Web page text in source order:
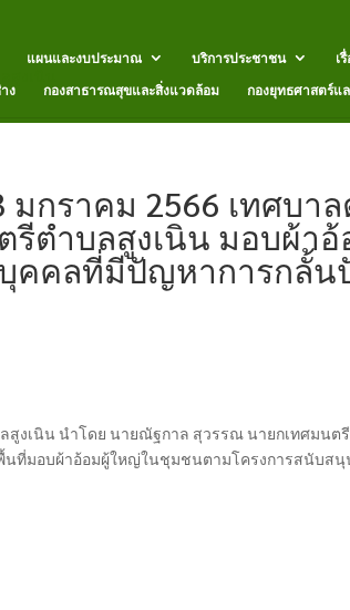
แผนและงบประมาณ บริการประชาชน เ
ง กองสาธารณสุขและสิ่งแวดล้อม กองยุทธศาสตร์แ
มกราคม 2566 เทศบ
รีตำบลสูงเนิน มอบผ้
คคลที่มีปัญหาการกลั้น
สูงเนิน นำโดย นายณัฐกาล สุวรรณ นายกเทศมน
นที่มอบผ้าอ้อมผู้ใหญ่ในชุมชนตามโครงการสนับส